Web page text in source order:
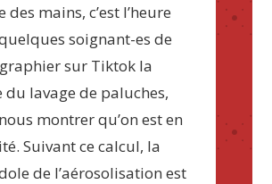
des mains, c’est l’heure
soignant-es de
sur Tiktok la
du lavage de paluches,
montrer qu’on est en
Suivant ce calcul, la
de l’aérosolisation est